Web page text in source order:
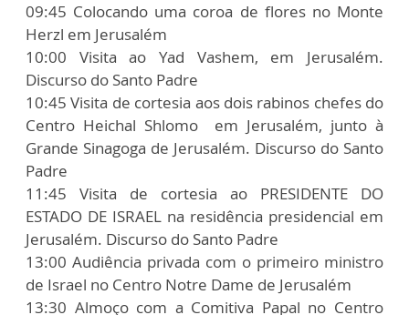
09:45 Colocando uma coroa de flores no Monte
Herzl em Jerusalém
10:00 Visita ao Yad Vashem, em Jerusalém.
Discurso do Santo Padre
10:45 Visita de cortesia aos dois rabinos chefes do
Centro Heichal Shlomo em Jerusalém, junto à
Grande Sinagoga de Jerusalém. Discurso do Santo
Padre
11:45 Visita de cortesia ao PRESIDENTE DO
ESTADO DE ISRAEL na residência presidencial em
Jerusalém. Discurso do Santo Padre
13:00 Audiência privada com o primeiro ministro
de Israel no Centro Notre Dame de Jerusalém
13:30 Almoço com a Comitiva Papal no Centro